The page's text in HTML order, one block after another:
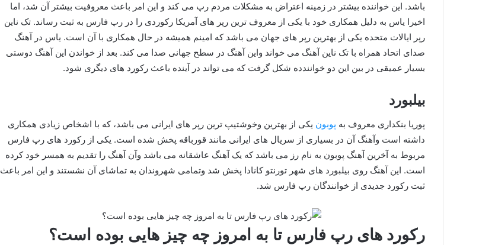
باشد. این خواننده بیشتر در زمینه اعتراض به مشکلات مردم رپ می کند و این امر باعث معروفیت بیشتر آن شد، اما
اخیرا یاس به دلیل همکاری خود با یکی از معروف ترین رپر های آمریکا رکوردی را در رپ فارس به ثبت رساند. تک ناین
رپر ایالات متحده یکی از بهترین رپر های جهان می باشد که امینم همیشه در حال همکاری با آن است. یاس در آهنگ
صدای اتحاد همراه با تک ناین آهنگ می خواند واین آهنگ در سطح جهانی صدا می کند. بعد از خواندن این آهنگ دوستی
بسیار عمیقی در بین این دو خوانندده شکل گرفت که می تواند در آینده باعث رکورد های دیگری شود.
بیلبورد
پوریا بنکداری معروف به پوبون یکی از بهترین وخوشتیپ ترین رپر های ایرانی می باشد، که با اشخاص زیادی همکاری
داشته است وآهنگ آن در بسیاری از سریال های ایرانی مانند قورباقه پخش شده است. یکی از رکورد های رپ فارس
مربوط به آخرین آهنگ پوبون به نام رز می باشد که یک آهنگ عاشقانه می باشد وآن آهنگ را تقدیم به همسر خود کرده
است. این آهنگ روی بیلبورد های شهر تورنتو کانادا پخش شد وتمامی شهروندان به تماشای آن نشستند و این امر باعث
ثبت رکورد جدیدی از خوانندگان رپ فارس شد.
رکورد های رپ فارس تا به امروز چه چیز هایی بوده است؟